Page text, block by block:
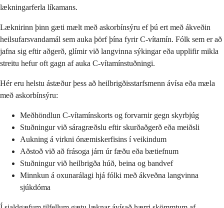
lækningarferla líkamans.
Læknirinn þinn gæti mælt með askorbínsýru ef þú ert með ákveðin
heilsufarsvandamál sem auka þörf þína fyrir C-vítamín. Fólk sem er að
jafna sig eftir aðgerð, glímir við langvinna sýkingar eða upplifir mikla
streitu hefur oft gagn af auka C-vítamínstuðningi.
Hér eru helstu ástæður þess að heilbrigðisstarfsmenn ávísa eða mæla
með askorbínsýru:
Meðhöndlun C-vítamínskorts og forvarnir gegn skyrbjúg
Stuðningur við sáragræðslu eftir skurðaðgerð eða meiðsli
Aukning á virkni ónæmiskerfisins í veikindum
Aðstoð við að frásoga járn úr fæðu eða bætiefnum
Stuðningur við heilbrigða húð, beina og bandvef
Minnkun á oxunarálagi hjá fólki með ákveðna langvinna
sjúkdóma